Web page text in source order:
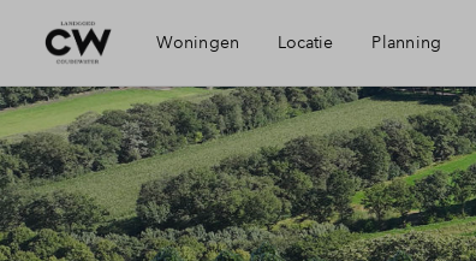
Woningen Locatie
Bereikbaarheid
Voorzieningen
Planning